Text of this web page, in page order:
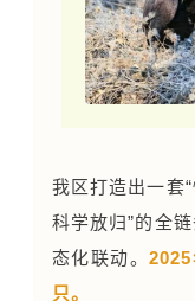
我区打造出一套
科学放归”的全
态化联动。
只。